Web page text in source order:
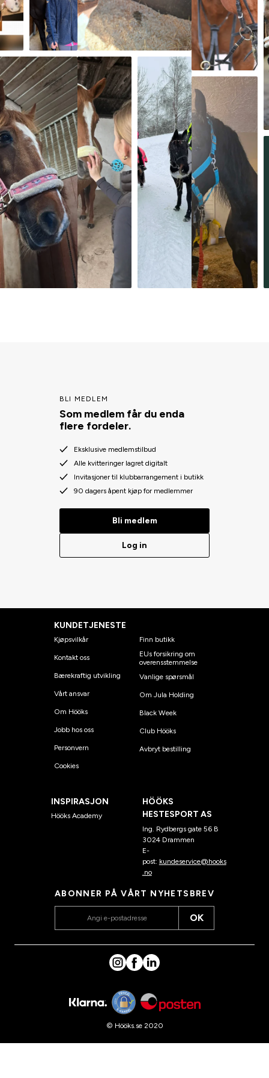
BLI MEDLEM
Som medlem får du enda
flere fordeler.
Eksklusive medlemstilbud
Alle kvitteringer lagret digitalt
Invitasjoner til klubbarrangement i butikk
90 dagers åpent kjøp for medlemmer
Bli medlem
Log in
KUNDETJENESTE
Kjøpsvilkår
Kontakt oss
Bærekraftig utvikling
Vårt ansvar
Om Hööks
Jobb hos oss
Personvern
Cookies
Finn butikk
EUs forsikring om
overensstemmelse
Vanlige spørsmål
Om Jula Holding
Black Week
Club Hööks
Avbryt bestilling
INSPIRASJON
Hööks Academy
HÖÖKS
HESTESPORT AS
Ing. Rydbergs gate 56 B
3024 Drammen
E-
post: kundeservice@hooks
.no
ABONNER PÅ VÅRT NYHETSBREV
OK
© Hööks.se 2020